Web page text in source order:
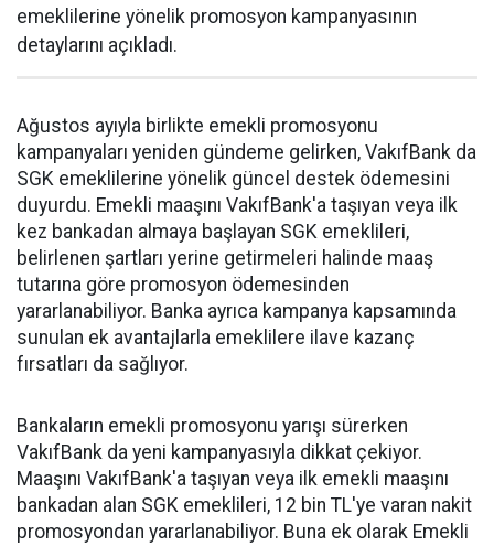
emeklilerine yönelik promosyon kampanyasının
detaylarını açıkladı.
Ağustos ayıyla birlikte emekli promosyonu
kampanyaları yeniden gündeme gelirken, VakıfBank da
SGK emeklilerine yönelik güncel destek ödemesini
duyurdu. Emekli maaşını VakıfBank'a taşıyan veya ilk
kez bankadan almaya başlayan SGK emeklileri,
belirlenen şartları yerine getirmeleri halinde maaş
tutarına göre promosyon ödemesinden
yararlanabiliyor. Banka ayrıca kampanya kapsamında
sunulan ek avantajlarla emeklilere ilave kazanç
fırsatları da sağlıyor.
Bankaların emekli promosyonu yarışı sürerken
VakıfBank da yeni kampanyasıyla dikkat çekiyor.
Maaşını VakıfBank'a taşıyan veya ilk emekli maaşını
bankadan alan SGK emeklileri, 12 bin TL'ye varan nakit
promosyondan yararlanabiliyor. Buna ek olarak Emekli